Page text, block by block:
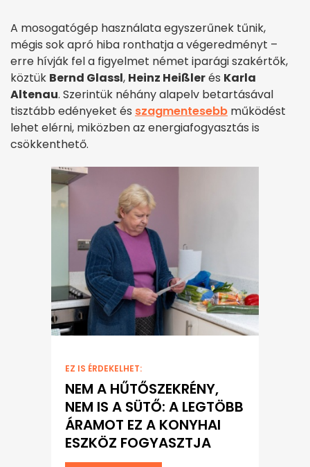
A mosogatógép használata egyszerűnek tűnik,
mégis sok apró hiba ronthatja a végeredményt –
erre hívják fel a figyelmet német iparági szakértők,
köztük Bernd Glassl, Heinz Heißlerés Karla
Altenau. Szerintük néhány alapelv betartásával
tisztább edényeket és szagmentesebb működést
lehet elérni, miközben az energiafogyasztás is
csökkenthető.
EZ IS ÉRDEKELHET:
NEM A HŰTŐSZEKRÉNY,
NEM IS A SÜTŐ: A LEGTÖBB
ÁRAMOT EZ A KONYHAI
ESZKÖZ FOGYASZTJA